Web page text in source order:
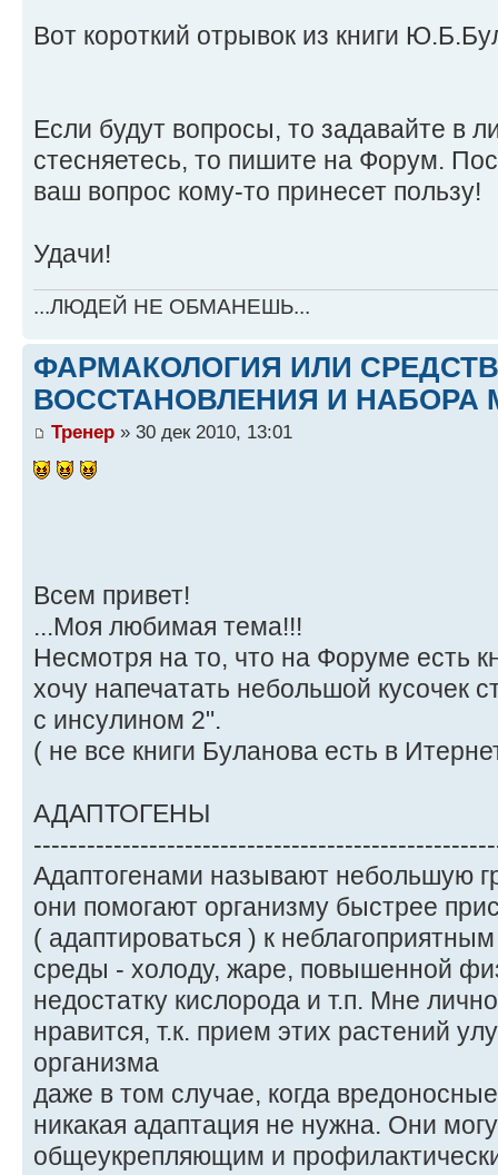
Вот короткий отрывок из книги
Если будут вопросы, то задавайте в
стесняетесь, то пишите на Форум.
ваш вопрос кому-то принесет пользу!
Удачи!
...ЛЮДЕЙ НЕ ОБМАНЕШЬ...
ФАРМАКОЛОГИЯ ИЛИ
ВОССТАНОВЛЕНИЯ И НАБОРА
Тренер » 30 дек 2010, 13:01
Всем привет!
...Моя любимая тема!!!
Несмотря на то, что на Форуме есть
хочу напечатать небольшой кусочек
с инсулином 2".
( не все книги Буланова есть в
АДАПТОГЕНЫ
Адаптогенами называют небольшую
они помогают организму быстрее
( адаптироваться ) к
среды - холоду, жаре, повышенной
недостатку кислорода и т.п. Мне
нравится, т.к. прием этих растений
организма
даже в том случае, когда
никакая адаптация не нужна. Они
общеукрепляющим и